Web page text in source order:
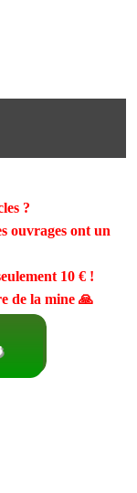
?
ouvrages ont un
10 €!
de la mine 🙏